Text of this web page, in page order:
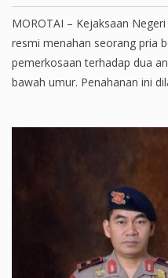
MOROTAI – Kejaksaan
resmi menahan seorang pria
pemerkosaan terhadap dua
bawah umur. Penahanan ini